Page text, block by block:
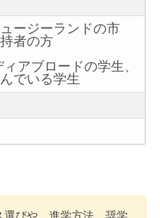
ージーランドの市
者の方
アブロードの学生、
でいる学生